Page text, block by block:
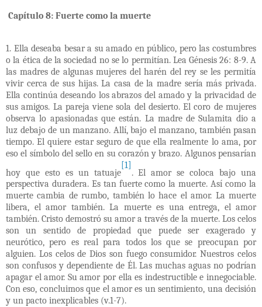
Capítulo 8: Fuerte como la muerte
1. Ella deseaba besar a su amado en público, pero las costumbres
o la ética de la sociedad no se lo permitían. Lea Génesis 26: 8-9. A
las madres de algunas mujeres del harén del rey se les permitía
vivir cerca de sus hijas. La casa de la madre sería más privada.
Ella continúa deseando los abrazos del amado y la privacidad de
sus amigos. La pareja viene sola del desierto. El coro de mujeres
observa lo apasionadas que están. La madre de Sulamita dio a
luz debajo de un manzano. Allí, bajo el manzano, también pasan
tiempo. El quiere estar seguro de que ella realmente lo ama, por
eso el símbolo del sello en su corazón y brazo. Algunos pensarían
hoy que esto es un tatuaje
[1]
. El amor se coloca bajo una
perspectiva duradera. Es tan fuerte como la muerte. Así como la
muerte cambia de rumbo, también lo hace el amor. La muerte
libera, el amor también. La muerte es una entrega, el amor
también. Cristo demostró su amor a través de la muerte. Los celos
son un sentido de propiedad que puede ser exagerado y
neurótico, pero es real para todos los que se preocupan por
alguien. Los celos de Dios son fuego consumidor. Nuestros celos
son confusos y dependiente de Él. Las muchas aguas no podrían
apagar el amor. Su amor por ella es indestructible e innegociable.
Con eso, concluimos que el amor es un sentimiento, una decisión
y un pacto inexplicables (v.1-7).